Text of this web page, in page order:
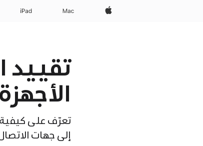
Apple‏
Mac
iPad‏
تقييد
إلى جهات